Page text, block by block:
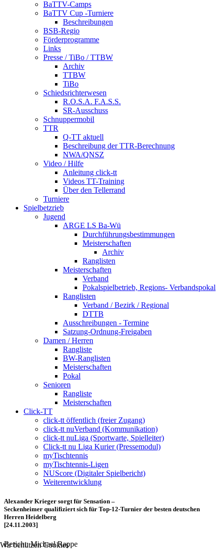
BaTTV-Camps
BaTTV Cup -Turniere
Beschreibungen
BSB-Regio
Förderprogramme
Links
Presse / TiBo / TTBW
Archiv
TTBW
TiBo
Schiedsrichterwesen
R.O.S.A. F.A.S.S.
SR-Ausschuss
Schnuppermobil
TTR
Q-TT aktuell
Beschreibung der TTR-Berechnung
NWA/QNSZ
Video / Hilfe
Anleitung click-tt
Videos TT-Training
Über den Tellerrand
Turniere
Spielbetzrieb
Jugend
ARGE LS Ba-Wü
Durchführungsbestimmungen
Meisterschaften
Archiv
Ranglisten
Meisterschaften
Verband
Pokalspielbetrieb, Regions- Verbandspokal
Ranglisten
Verband / Bezirk / Regional
DTTB
Ausschreibungen - Termine
Satzung-Ordnung-Freigaben
Damen / Herren
Rangliste
BW-Ranglisten
Meisterschaften
Pokal
Senioren
Rangliste
Meisterschaften
Click-TT
click-tt öffentlich (freier Zugang)
click-tt nuVerband (Kommunikation)
click-tt nuLiga (Sportwarte, Spielleiter)
Click-tt nu Liga Kurier (Pressemodul)
myTischtennis
myTischtennis-Ligen
NUScore (Digitaler Spielbericht)
Weiterentwicklung
Alexander Krieger sorgt für Sensation –
Seckenheimer qualifiziert sich für Top-12-Turnier der besten deutschen
Herren Heidelberg
[24.11.2003]
Bericht: Michael Rappe
Wir benutzen Cookies